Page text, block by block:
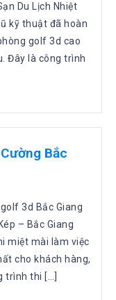
Du Lịch Nhiệt
kỹ thuật đã hoàn
golf 3d cao
Đây là công trình
Bắc
3d Bắc Giang
– Bắc Giang
miệt mài làm việc
cho khách hàng,
trình thi […]